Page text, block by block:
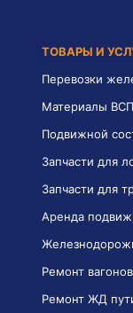
ТОВАРЫ И
Перевозки
Материалы ВСП
Подвижной
Запчасти для
Запчасти для
Аренда
Ремонт вагонов
Ремонт ЖД